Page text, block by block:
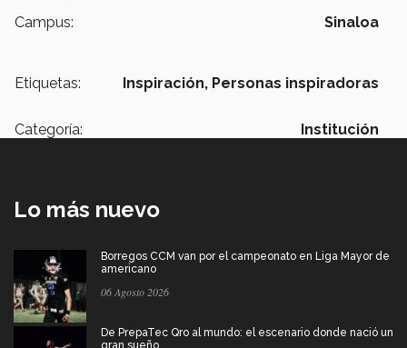
Campus:
Sinaloa
Etiquetas: Inspiración, Personas inspiradoras
Categoría: Institución
Lo más nuevo
Borregos CCM van por el campeonato en Liga Mayor de
americano
06 Agosto 2026
De PrepaTec Qro al mundo: el escenario donde nació un
gran sueño